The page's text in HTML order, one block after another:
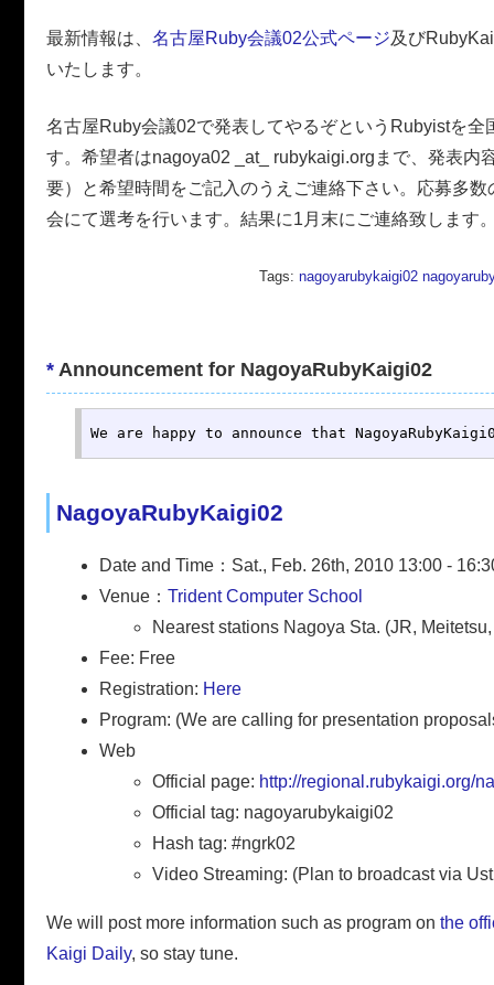
最新情報は、 名古屋Ruby会議02公式ページ及び
いたします。
名古屋Ruby会議02で発表してやるぞというRubyistを全
す。希望者はnagoya02 _at_ rubykaigi.orgまで、発表内
要）と希望時間をご記入のうえご連絡下さい。応募多数
会にて選考を行います。結果に1月末にご連絡致します
Tags: nagoyarubykaigi02
* Announcement for NagoyaRubyKaigi02
We are happy to announce that
NagoyaRubyKaigi02
Date and Time：Sat., Feb. 26th, 2010 13:00 -
Venue： Trident Computer School
Nearest stations Nagoya Sta. (JR,
Fee: Free
Registration: Here
Program: (We are calling for presentation
Web
Official page: http://regional.rubykaigi.org/
Official tag: nagoyarubykaigi02
Hash tag: #ngrk02
Video Streaming: (Plan to broadcast via
We will post more information such as program on the
Kaigi Daily, so stay tune.